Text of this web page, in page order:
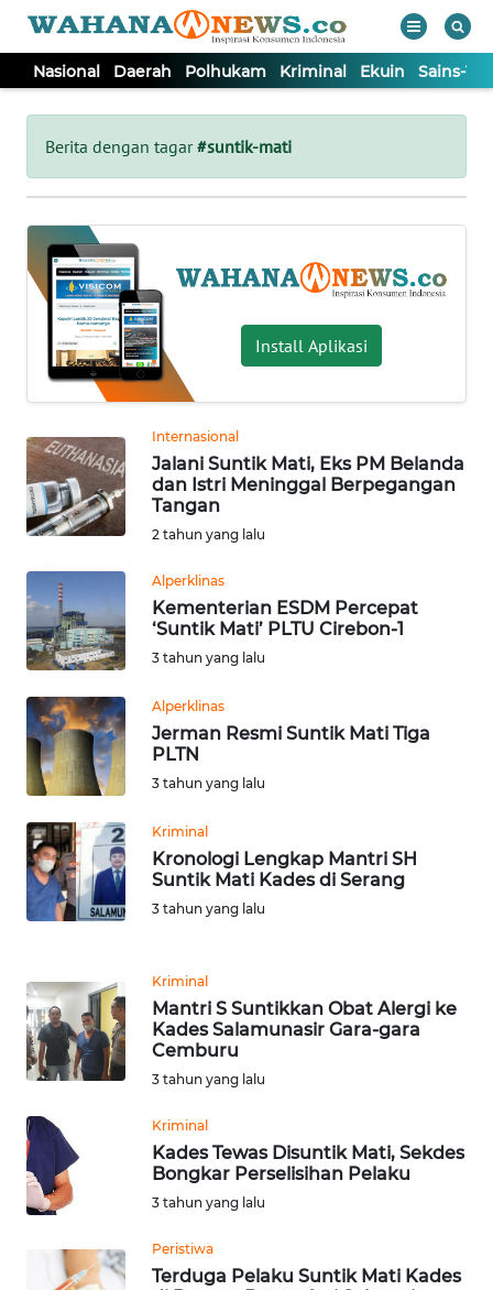
Nasional Daerah Polhukam Kriminal Ekuin Sains-
Berita dengan tagar#suntik-mati
Install Aplikasi
Internasional
Jalani Suntik Mati, Eks PM Belanda
dan Istri Meninggal Berpegangan
Tangan
2 tahun yang lalu
Alperklinas
Kementerian ESDM Percepat
‘Suntik Mati’ PLTU Cirebon-1
3 tahun yang lalu
Alperklinas
Jerman Resmi Suntik Mati Tiga
PLTN
3 tahun yang lalu
Kriminal
Kronologi Lengkap Mantri SH
Suntik Mati Kades di Serang
3 tahun yang lalu
Kriminal
Mantri S Suntikkan Obat Alergi ke
Kades Salamunasir Gara-gara
Cemburu
3 tahun yang lalu
Kriminal
Kades Tewas Disuntik Mati, Sekdes
Bongkar Perselisihan Pelaku
3 tahun yang lalu
Peristiwa
Terduga Pelaku Suntik Mati Kades
Tutup
NASIONAL
DAERAH
POLHUKAM
KRIMINAL
EKUIN
SAINS-TEKNO
KESEHATAN
INTERNASIONAL
PENDIDIKAN
OPINI
Informasi
INDEKS
BERITA
KONTAK
KAMI
INFO